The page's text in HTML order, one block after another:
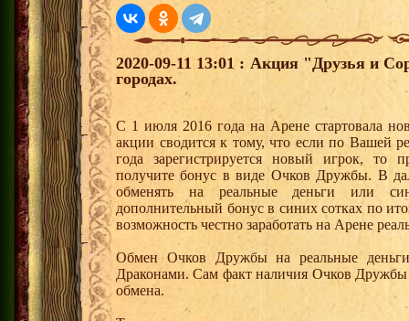
2020-09-11 13:01 : Акция "Друзья и
городах.
С 1 июля 2016 года на Арене стартовала
акции сводится к тому, что если по Вашей
года зарегистрируется новый игрок,
получите бонус в виде Очков Дружбы. В
обменять на реальные деньги или
дополнительный бонус в синих сотках по
возможность честно заработать на Арене
Обмен Очков Дружбы на реальные деньги
Драконами. Сам факт наличия Очков Дружбы
обмена.